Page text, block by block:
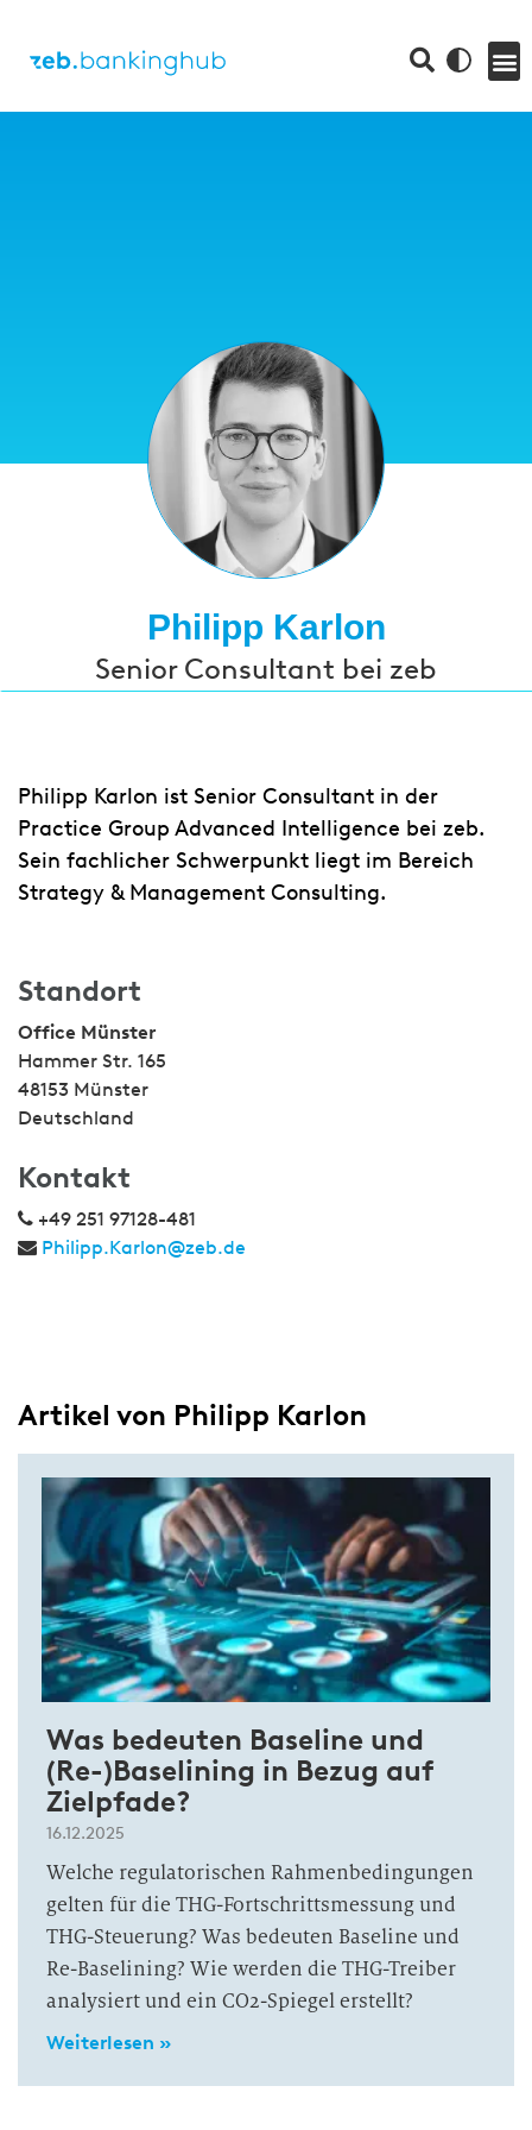
Philipp Karlon
Senior Consultant bei zeb
Philipp Karlon ist Senior Consultant in der
Practice Group Advanced Intelligence bei zeb.
Sein fachlicher Schwerpunkt liegt im Bereich
Strategy & Management Consulting.
Standort
Office Münster
Hammer Str. 165
48153 Münster
Deutschland
Kontakt
+49 251 97128-481
Philipp.Karlon@zeb.de
Artikel von Philipp Karlon
Was bedeuten Baseline und
(Re-)Baselining in Bezug auf
Zielpfade?
16.12.2025
Welche regulatorischen Rahmenbedingungen
gelten für die THG-Fortschrittsmessung und
THG-Steuerung? Was bedeuten Baseline und
Re-Baselining? Wie werden die THG-Treiber
analysiert und ein CO2-Spiegel erstellt?
Weiterlesen »